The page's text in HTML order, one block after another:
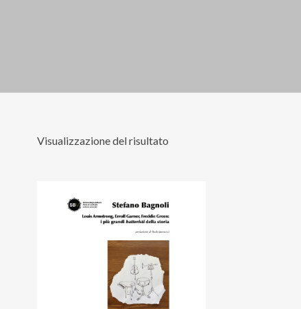
Visualizzazione del risultato